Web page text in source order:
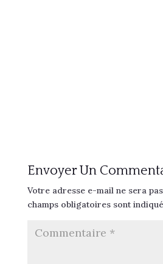
Envoyer Un
Votre adresse e-mail ne sera
champs obligatoires sont